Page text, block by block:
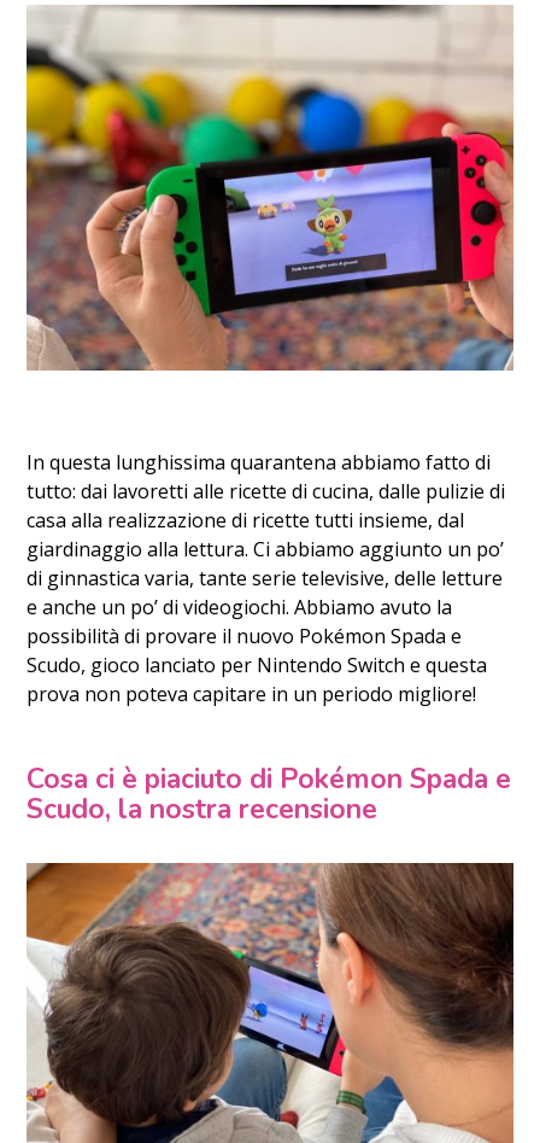
In questa lunghissima quarantena abbiamo fatto di
tutto: dai lavoretti alle ricette di cucina, dalle pulizie di
casa alla realizzazione di ricette tutti insieme, dal
giardinaggio alla lettura. Ci abbiamo aggiunto un po’
di ginnastica varia, tante serie televisive, delle letture
e anche un po’ di videogiochi. Abbiamo avuto la
possibilità di provare il nuovo Pokémon Spada e
Scudo, gioco lanciato per Nintendo Switch e questa
prova non poteva capitare in un periodo migliore!
Cosa ci è piaciuto di Pokémon Spada e
Scudo, la nostra recensione